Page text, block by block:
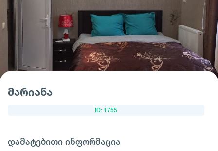
მარიანა
ID: 1755
დამატებითი ინფორმაცია